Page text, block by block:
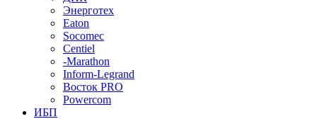
Энерготех
Eaton
Socomec
Centiel
-Marathon
Inform-Legrand
Восток PRO
Powercom
ИБП